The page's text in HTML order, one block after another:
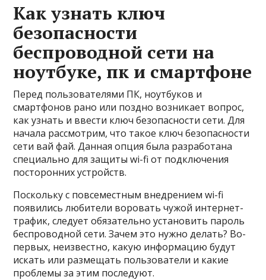
Как узнать ключ
безопасности
беспроводной сети на
ноутбуке, пк и смартфоне
Перед пользователями ПК, ноутбуков и
смартфонов рано или поздно возникает вопрос,
как узнать и ввести ключ безопасности сети. Для
начала рассмотрим, что такое ключ безопасности
сети вай фай. Данная опция была разработана
специально для защиты wi-fi от подключения
посторонних устройств.
Поскольку с повсеместным внедрением wi-fi
появились любители воровать чужой интернет-
трафик, следует обязательно установить пароль
беспроводной сети. Зачем это нужно делать? Во-
первых, неизвестно, какую информацию будут
искать или размещать пользователи и какие
проблемы за этим последуют.